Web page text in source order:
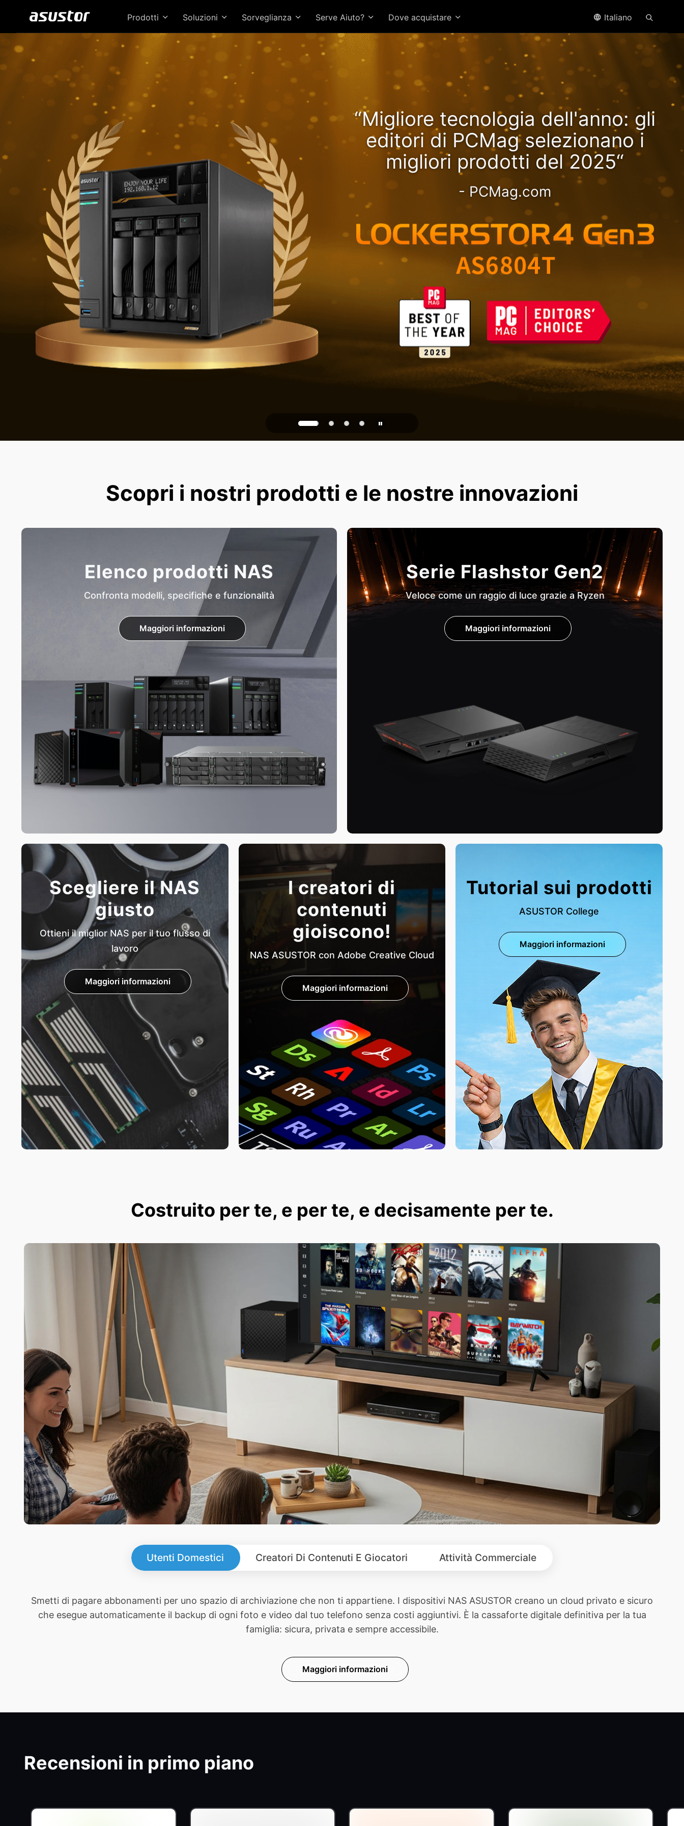
Prodotti Soluzioni Sorveglianza Serve Aiuto? Dove acquistare Italiano
“Migliore tecnologia dell'anno: gli
editori di PCMag selezionano i
migliori prodotti del 2025“
- PCMag.com
Il Lockerstor 24R Pro Gen2 offre
prestazioni in crescita con Ryzen!
CPU più veloce - Esperienza più
veloce
NAS 2.5GbE di grande valore –
Archiviazione affidabile per casa e
ufficio
PQC Ready
Difendersi dagli attacchi quantistici del futuro
Scopri i nostri prodotti e le nostre innovazioni
Elenco prodotti NAS
Confronta modelli, specifiche e funzionalità
Maggiori informazioni
Serie Flashstor Gen2
Veloce come un raggio di luce grazie a Ryzen
Maggiori informazioni
Scegliere il NAS
giusto
Ottieni il miglior NAS per il tuo flusso di
lavoro
Maggiori informazioni
I creatori di
contenuti
gioiscono!
NAS ASUSTOR con Adobe Creative Cloud
Maggiori informazioni
Tutorial sui prodotti
ASUSTOR College
Maggiori informazioni
Costruito per te, e per te, e decisamente per te.
Utenti Domestici Creatori Di Contenuti E Giocatori Attività Commerciale
Smetti di pagare abbonamenti per uno spazio di archiviazione che non ti appartiene. I dispositivi NAS ASUSTOR creano un cloud privato e sicuro
che esegue automaticamente il backup di ogni foto e video dal tuo telefono senza costi aggiuntivi. È la cassaforte digitale definitiva per la tua
famiglia: sicura, privata e sempre accessibile.
Maggiori informazioni
Recensioni in primo piano